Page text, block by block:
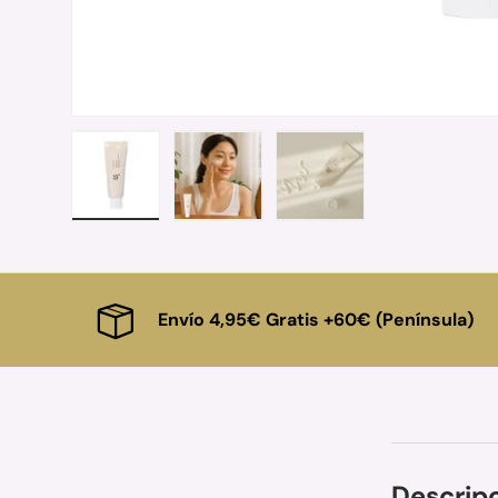
Envío 4,95€ Gratis +60€ (Península)